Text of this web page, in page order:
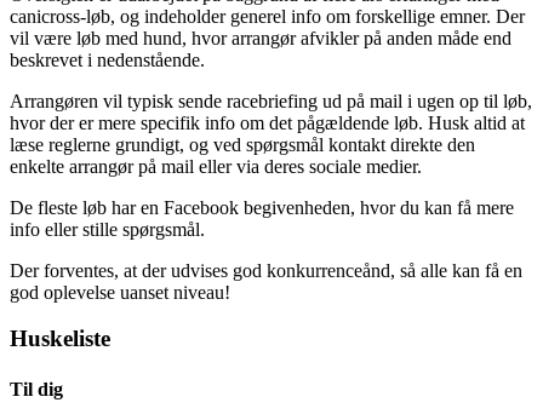
canicross-løb, og indeholder generel info om forskellige emner. Der
vil være løb med hund, hvor arrangør afvikler på anden måde end
beskrevet i nedenstående.
Arrangøren vil typisk sende racebriefing ud på mail i ugen op til løb,
hvor der er mere specifik info om det pågældende løb. Husk altid at
læse reglerne grundigt, og ved spørgsmål kontakt direkte den
enkelte arrangør på mail eller via deres sociale medier.
De fleste løb har en Facebook begivenheden, hvor du kan få mere
info eller stille spørgsmål.
Der forventes, at der udvises god konkurrenceånd, så alle kan få en
god oplevelse uanset niveau!
Huskeliste
Til dig